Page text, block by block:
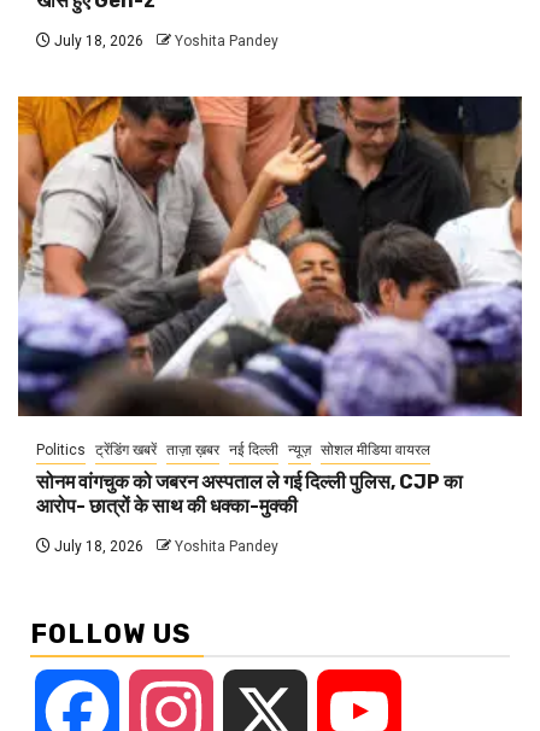
July 18, 2026 Yoshita Pandey
Politics ट्रेंडिंग खबरें ताज़ा ख़बर नई दिल्ली न्यूज़ सोशल मीडिया वायरल
सोनम वांगचुक को जबरन अस्पताल ले गई दिल्ली पुलिस, CJP का
आरोप- छात्रों के साथ की धक्का-मुक्की
July 18, 2026 Yoshita Pandey
FOLLOW US
Facebook Instagram